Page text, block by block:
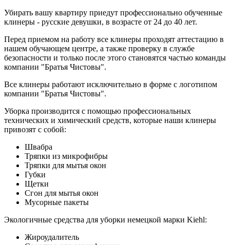
Убирать вашу квартиру приедут профессионально обученные
клинеры - русские девушки, в возрасте от 24 до 40 лет.
Перед приемом на работу все клинеры проходят аттестацию в
нашем обучающем центре, а также проверку в службе
безопасности и только после этого становятся частью команды
компании "Братья Чистовы".
Все клинеры работают исключительно в форме с логотипом
компании "Братья Чистовы".
Уборка производится с помощью профессиональных
технических и химический средств, которые наши клинеры
привозят с собой:
Швабра
Тряпки из микрофибры
Тряпки для мытья окон
Губки
Щетки
Сгон для мытья окон
Мусорные пакеты
Экологичные средства для уборки немецкой марки Kiehl:
Жироудалитель